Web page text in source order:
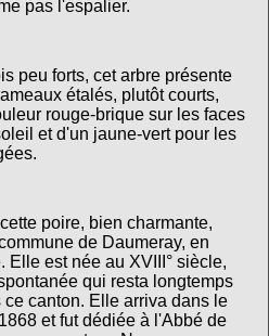
pas l'espalier.
peu forts, cet arbre présente
étalés, plutôt courts,
rouge-brique sur les faces
et d'un jaune-vert pour les
poire, bien charmante,
de Daumeray, en
Elle est née au XVIII° siècle,
qui resta longtemps
ce canton. Elle arriva dans le
et fut dédiée à l'Abbé de